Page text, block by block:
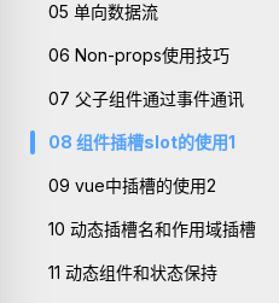
05 单向数据流
06 Non-props使用技巧
07 父子组件通过事件通讯
08 组件插槽slot的使用1
09 vue中插槽的使用2
10 动态插槽名和作用域插槽
11 动态组件和状态保持